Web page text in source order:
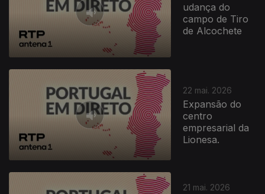
udança do
campo de Tiro
de Alcochete
22 mai. 2026
Expansão do
centro
empresarial da
Lionesa.
21 mai. 2026